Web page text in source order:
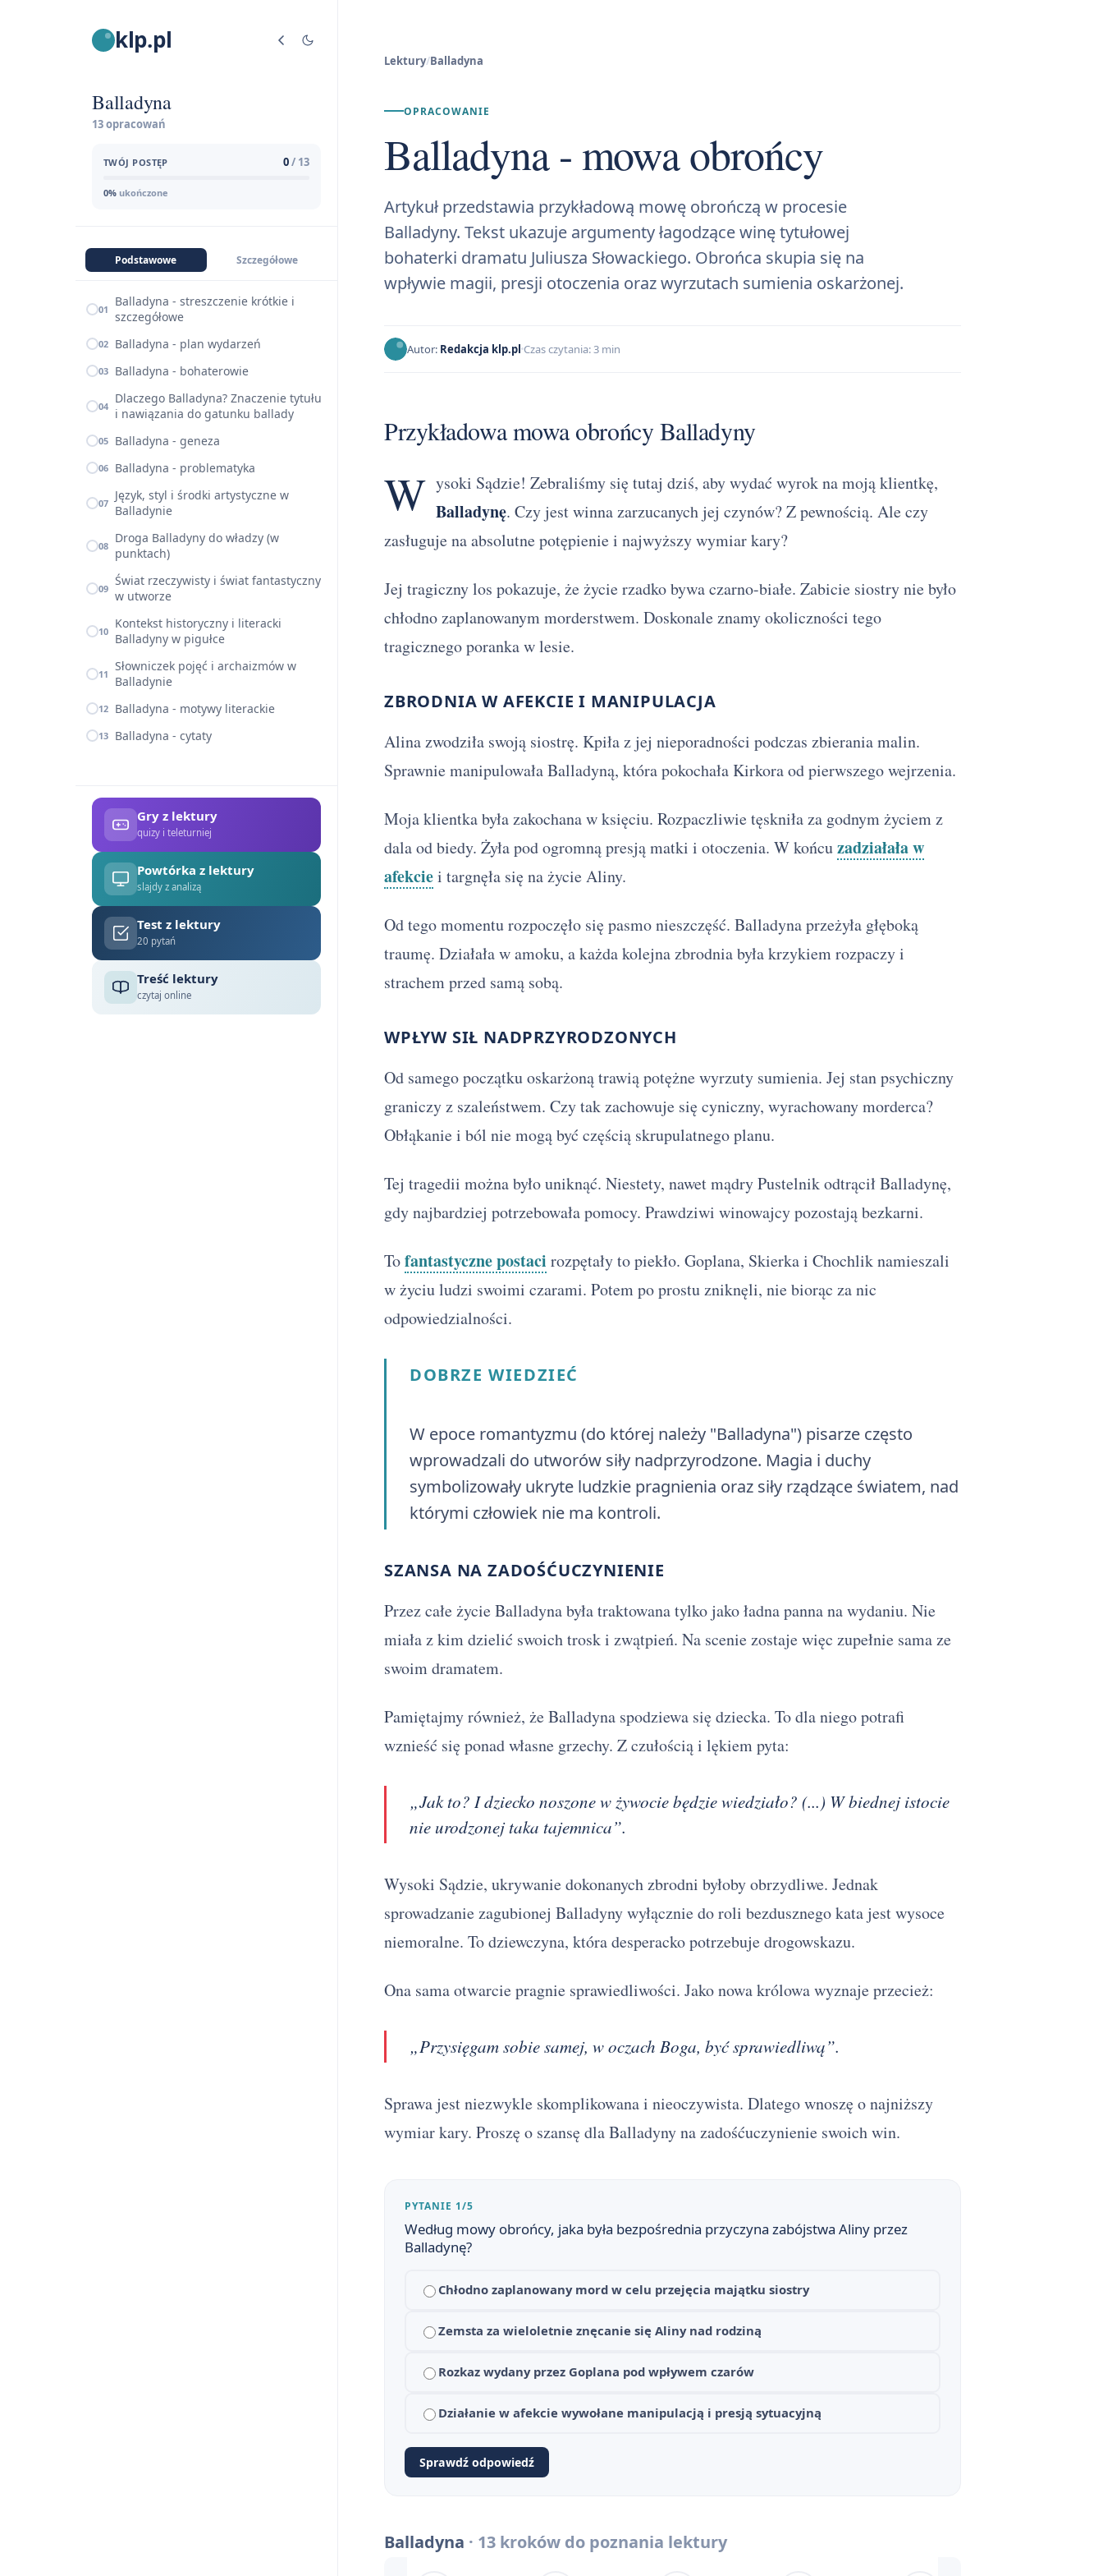
klp.pl
Balladyna
13 opracowań
TWÓJ POSTĘP 0/ 13
0% ukończone
Podstawowe Szczegółowe
01
Balladyna - streszczenie krótkie i
szczegółowe
02 Balladyna - plan wydarzeń
03 Balladyna - bohaterowie
04 Dlaczego Balladyna? Znaczenie tytułu
i nawiązania do gatunku ballady
05 Balladyna - geneza
06 Balladyna - problematyka
07 Język, styl i środki artystyczne w
Balladynie
08 Droga Balladyny do władzy (w
punktach)
09 Świat rzeczywisty i świat fantastyczny
w utworze
10 Kontekst historyczny i literacki
Balladyny w pigułce
11 Słowniczek pojęć i archaizmów w
Balladynie
12 Balladyna - motywy literackie
13 Balladyna - cytaty
Gry z lektury
quizy i teleturniej
Powtórka z lektury
slajdy z analizą
Test z lektury
20 pytań
Treść lektury
czytaj online
Lektury/Balladyna
OPRACOWANIE
Balladyna - mowa obrońcy
Artykuł przedstawia przykładową mowę obrończą w procesie
Balladyny. Tekst ukazuje argumenty łagodzące winę tytułowej
bohaterki dramatu Juliusza Słowackiego. Obrońca skupia się na
wpływie magii, presji otoczenia oraz wyrzutach sumienia oskarżonej.
Autor: Redakcja klp.pl Czas czytania: 3 min
Przykładowa mowa obrońcy Balladyny
W ysoki Sądzie! Zebraliśmy się tutaj dziś, aby wydać wyrok na moją klientkę,
Balladynę. Czy jest winna zarzucanych jej czynów? Z pewnością. Ale czy
zasługuje na absolutne potępienie i najwyższy wymiar kary?
Jej tragiczny los pokazuje, że życie rzadko bywa czarno-białe. Zabicie siostry nie było
chłodno zaplanowanym morderstwem. Doskonale znamy okoliczności tego
tragicznego poranka w lesie.
ZBRODNIA W AFEKCIE I MANIPULACJA
Alina zwodziła swoją siostrę. Kpiła z jej nieporadności podczas zbierania malin.
Sprawnie manipulowała Balladyną, która pokochała Kirkora od pierwszego wejrzenia.
Moja klientka była zakochana w księciu. Rozpaczliwie tęskniła za godnym życiem z
dala od biedy. Żyła pod ogromną presją matki i otoczenia. W końcuzadziałała w
afekciei targnęła się na życie Aliny.
Od tego momentu rozpoczęło się pasmo nieszczęść. Balladyna przeżyła głęboką
traumę. Działała w amoku, a każda kolejna zbrodnia była krzykiem rozpaczy i
strachem przed samą sobą.
WPŁYW SIŁ NADPRZYRODZONYCH
Od samego początku oskarżoną trawią potężne wyrzuty sumienia. Jej stan psychiczny
graniczy z szaleństwem. Czy tak zachowuje się cyniczny, wyrachowany morderca?
Obłąkanie i ból nie mogą być częścią skrupulatnego planu.
Tej tragedii można było uniknąć. Niestety, nawet mądry Pustelnik odtrącił Balladynę,
gdy najbardziej potrzebowała pomocy. Prawdziwi winowajcy pozostają bezkarni.
Tofantastyczne postaci rozpętały to piekło. Goplana, Skierka i Chochlik namieszali
w życiu ludzi swoimi czarami. Potem po prostu zniknęli, nie biorąc za nic
odpowiedzialności.
DOBRZE WIEDZIEĆ
W epoce romantyzmu (do której należy "Balladyna") pisarze często
wprowadzali do utworów siły nadprzyrodzone. Magia i duchy
symbolizowały ukryte ludzkie pragnienia oraz siły rządzące światem, nad
którymi człowiek nie ma kontroli.
SZANSA NA ZADOŚĆUCZYNIENIE
Przez całe życie Balladyna była traktowana tylko jako ładna panna na wydaniu. Nie
miała z kim dzielić swoich trosk i zwątpień. Na scenie zostaje więc zupełnie sama ze
swoim dramatem.
Pamiętajmy również, że Balladyna spodziewa się dziecka. To dla niego potrafi
wznieść się ponad własne grzechy. Z czułością i lękiem pyta:
„Jak to? I dziecko noszone w żywocie będzie wiedziało? (...) W biednej istocie
nie urodzonej taka tajemnica”.
Wysoki Sądzie, ukrywanie dokonanych zbrodni byłoby obrzydliwe. Jednak
sprowadzanie zagubionej Balladyny wyłącznie do roli bezdusznego kata jest wysoce
niemoralne. To dziewczyna, która desperacko potrzebuje drogowskazu.
Ona sama otwarcie pragnie sprawiedliwości. Jako nowa królowa wyznaje przecież:
„Przysięgam sobie samej, w oczach Boga, być sprawiedliwą”.
Sprawa jest niezwykle skomplikowana i nieoczywista. Dlatego wnoszę o najniższy
wymiar kary. Proszę o szansę dla Balladyny na zadośćuczynienie swoich win.
PYTANIE 1/5
Według mowy obrońcy, jaka była bezpośrednia przyczyna zabójstwa Aliny przez
Balladynę?
Chłodno zaplanowany mord w celu przejęcia majątku siostry
Zemsta za wieloletnie znęcanie się Aliny nad rodziną
Rozkaz wydany przez Goplana pod wpływem czarów
Działanie w afekcie wywołane manipulacją i presją sytuacyjną
Sprawdź odpowiedź
Balladyna · 13 kroków do poznania lektury
2 Balladyna - plan wydarzeń
Balladyna - bohaterowie
Dlaczego Balladyna? Znaczenie tytułu i nawiązania do gatunku ballady
Balladyna - geneza
Balladyna - problematyka
8 Droga Balladyny do władzy (w punktach)
Kontekst historyczny i literacki Balladyny w pigułce